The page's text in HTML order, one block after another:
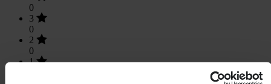
0
3
0
2
0
1